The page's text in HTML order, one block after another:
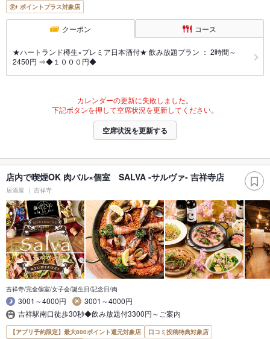
ポイントプラス対象店
クーポン コース
★ハートランド樽生×プレミア日本酒付★ 飲み放題プラン ： 2時間～
2450円 ⇒◆１０００円◆
カレンダーの更新に失敗しました。
下記ボタンを押して空席状況を更新してください。
空席状況を更新する
店内で喫煙OK 肉バル×個室 SALVA -サルヴァ- 吉祥寺店
居酒屋 吉祥寺
吉祥寺/完全個室/女子会/誕生日/記念日/肉
3001～4000円
3001～4000円
吉祥駅南口徒歩30秒◆飲み放題付3300円～ご案内
【アプリ予約限定】最大800ポイント還元対象店
口コミ投稿特典対象店